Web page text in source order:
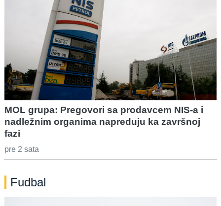
MOL grupa: Pregovori sa prodavcem NIS-a i
nadležnim organima napreduju ka završnoj
fazi
pre 2 sata
Fudbal